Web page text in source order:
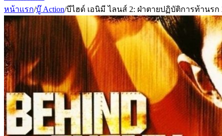
หน้าแรก/บู๊ Action/บีไฮด์ เอนิมี ไลนส์ 2: ฝ่าตายปฏิบัติการท้านรก